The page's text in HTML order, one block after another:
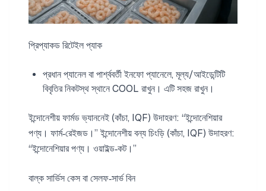
প্রিপ্যাকড রিটেইল প্যাক
প্রধান প্যানেল বা পার্শ্ববর্তী ইনফো প্যানেলে, মূল্য/আইডেন্টিটি
বিবৃতির নিকটস্থ স্থানে COOL রাখুন। এটি সহজ রাখুন।
ইন্দোনেশীয় ফার্মড ভ্যাননেই (কাঁচা, IQF) উদাহরণ: “ইন্দোনেশিয়ার
পণ্য। ফার্ম‑রেইজড।” ইন্দোনেশীয় বন্য চিংড়ি (কাঁচা, IQF) উদাহরণ:
“ইন্দোনেশিয়ার পণ্য। ওয়াইল্ড‑কট।”
বাল্ক সার্ভিস কেস বা সেলফ‑সার্ভ বিন